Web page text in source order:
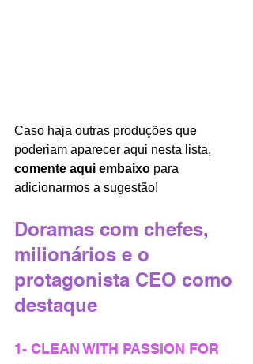
Caso haja outras produções que
poderiam aparecer aqui nesta lista,
comente aqui embaixo para
adicionarmos a sugestão!
Doramas com chefes,
milionários e o
protagonista CEO como
destaque
1- CLEAN WITH PASSION FOR